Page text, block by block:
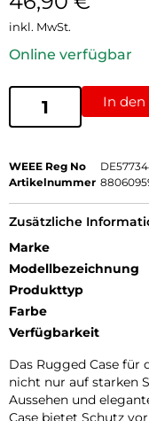
inkl. MwSt.
Online verfügbar
In
WEEE Reg No
Artikelnummer
Zusätzliche
Marke
Modellbezeichnung
Produkttyp
Farbe
Verfügbarkeit
Das Rugged Case für
nicht nur auf starken
Aussehen und
Case bietet Schutz